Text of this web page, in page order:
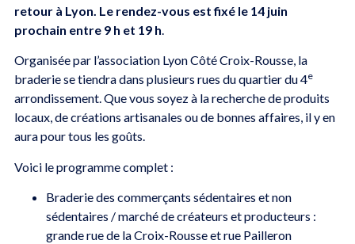
retour à Lyon. Le rendez-vous est fixé le 14 juin
prochain entre 9 h et 19 h.
Organisée par l’association Lyon Côté Croix-Rousse, la
braderie se tiendra dans plusieurs rues du quartier du 4e
arrondissement. Que vous soyez à la recherche de produits
locaux, de créations artisanales ou de bonnes affaires, il y en
aura pour tous les goûts.
Voici le programme complet :
Braderie des commerçants sédentaires et non
sédentaires / marché de créateurs et producteurs :
grande rue de la Croix-Rousse et rue Pailleron